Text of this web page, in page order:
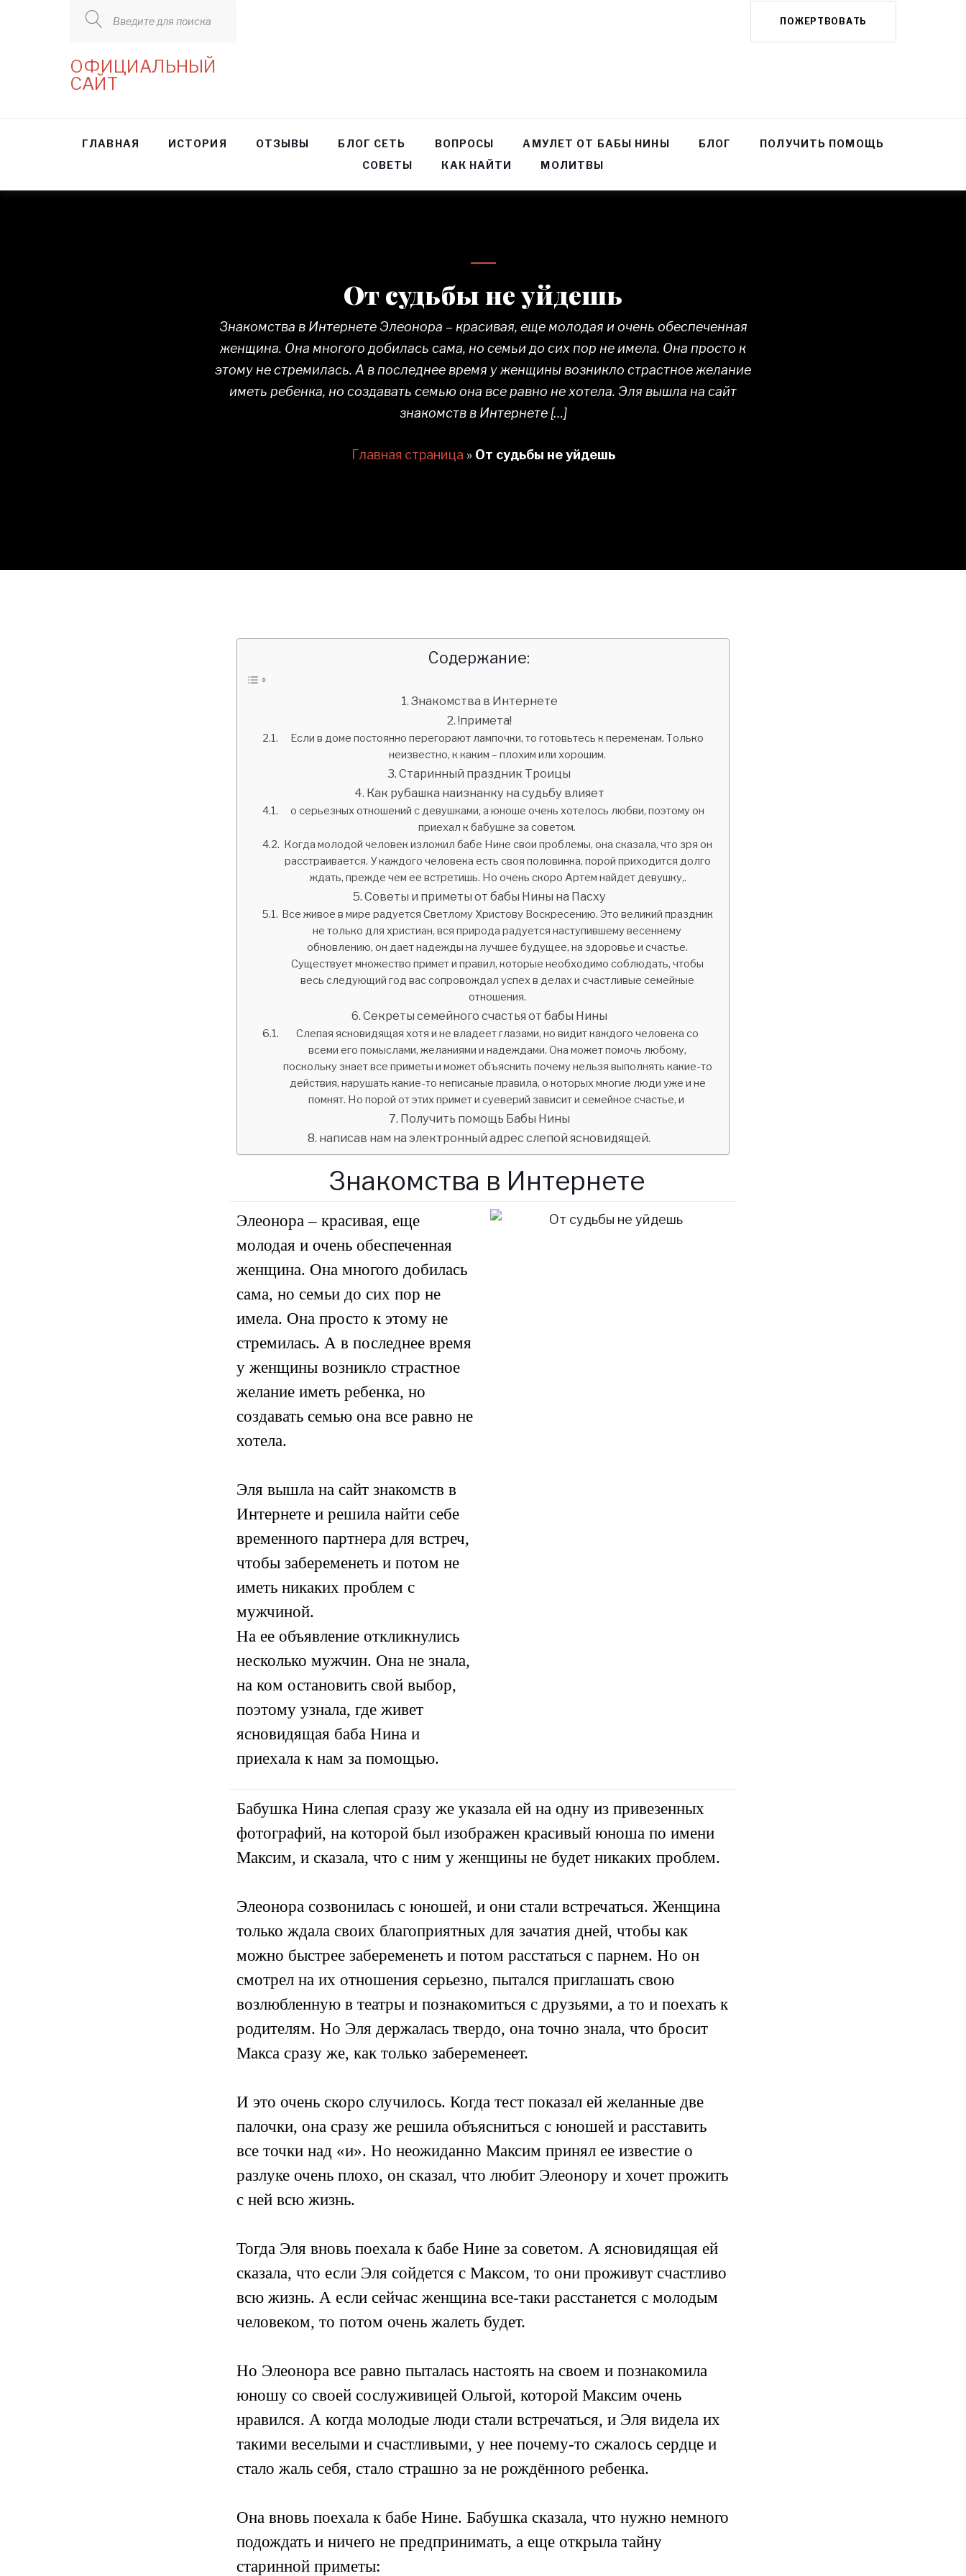
Введите для поиска ПОЖЕРТВОВАТЬ
ОФИЦИАЛЬНЫЙ
САЙТ
ГЛАВНАЯ ИСТОРИЯ ОТЗЫВЫ БЛОГ СЕТЬ ВОПРОСЫ АМУЛЕТ ОТ БАБЫ НИНЫ БЛОГ
ПОЛУЧИТЬ ПОМОЩЬ
СОВЕТЫ
КАК НАЙТИ МОЛИТВЫ
От судьбы не уйдешь
Знакомства в Интернете Элеонора – красивая, еще молодая и очень обеспеченная
женщина. Она многого добилась сама, но семьи до сих пор не имела. Она просто к
этому не стремилась. А в последнее время у женщины возникло страстное желание
иметь ребенка, но создавать семью она все равно не хотела. Эля вышла на сайт
знакомств в Интернете […]
Главная страница » От судьбы не уйдешь
Содержание:
Знакомства в Интернете
!примета!
Если в доме постоянно перегорают лампочки, то готовьтесь к переменам. Только
неизвестно, к каким – плохим или хорошим.
Старинный праздник Троицы
Как рубашка наизнанку на судьбу влияет
о серьезных отношений с девушками, а юноше очень хотелось любви, поэтому он
приехал к бабушке за советом.
Когда молодой человек изложил бабе Нине свои проблемы, она сказала, что зря он
расстраивается. У каждого человека есть своя половинка, порой приходится долго
ждать, прежде чем ее встретишь. Но очень скоро Артем найдет девушку,.
Советы и приметы от бабы Нины на Пасху
Все живое в мире радуется Светлому Христову Воскресению. Это великий праздник
не только для христиан, вся природа радуется наступившему весеннему
обновлению, он дает надежды на лучшее будущее, на здоровье и счастье.
Существует множество примет и правил, которые необходимо соблюдать, чтобы
весь следующий год вас сопровождал успех в делах и счастливые семейные
отношения.
Секреты семейного счастья от бабы Нины
Слепая ясновидящая хотя и не владеет глазами, но видит каждого человека со
всеми его помыслами, желаниями и надеждами. Она может помочь любому,
поскольку знает все приметы и может объяснить почему нельзя выполнять какие-то
действия, нарушать какие-то неписаные правила, о которых многие люди уже и не
помнят. Но порой от этих примет и суеверий зависит и семейное счастье, и
Получить помощь Бабы Нины
написав нам на электронный адрес слепой ясновидящей.
Знакомства в Интернете
Элеонора – красивая, еще
молодая и очень обеспеченная
женщина. Она многого добилась
сама, но семьи до сих пор не
имела. Она просто к этому не
стремилась. А в последнее время
у женщины возникло страстное
желание иметь ребенка, но
создавать семью она все равно не
хотела.
Эля вышла на сайт знакомств в
Интернете и решила найти себе
временного партнера для встреч,
чтобы забеременеть и потом не
иметь никаких проблем с
мужчиной.
На ее объявление откликнулись
несколько мужчин. Она не знала,
на ком остановить свой выбор,
поэтому узнала, где живет
ясновидящая баба Нина и
приехала к нам за помощью.
Бабушка Нина слепая сразу же указала ей на одну из привезенных
фотографий, на которой был изображен красивый юноша по имени
Максим, и сказала, что с ним у женщины не будет никаких проблем.
Элеонора созвонилась с юношей, и они стали встречаться. Женщина
только ждала своих благоприятных для зачатия дней, чтобы как
можно быстрее забеременеть и потом расстаться с парнем. Но он
смотрел на их отношения серьезно, пытался приглашать свою
возлюбленную в театры и познакомиться с друзьями, а то и поехать к
родителям. Но Эля держалась твердо, она точно знала, что бросит
Макса сразу же, как только забеременеет.
И это очень скоро случилось. Когда тест показал ей желанные две
палочки, она сразу же решила объясниться с юношей и расставить
все точки над «и». Но неожиданно Максим принял ее известие о
разлуке очень плохо, он сказал, что любит Элеонору и хочет прожить
с ней всю жизнь.
Тогда Эля вновь поехала к бабе Нине за советом. А ясновидящая ей
сказала, что если Эля сойдется с Максом, то они проживут счастливо
всю жизнь. А если сейчас женщина все-таки расстанется с молодым
человеком, то потом очень жалеть будет.
Но Элеонора все равно пыталась настоять на своем и познакомила
юношу со своей сослуживицей Ольгой, которой Максим очень
нравился. А когда молодые люди стали встречаться, и Эля видела их
такими веселыми и счастливыми, у нее почему-то сжалось сердце и
стало жаль себя, стало страшно за не рождённого ребенка.
Она вновь поехала к бабе Нине. Бабушка сказала, что нужно немного
подождать и ничего не предпринимать, а еще открыла тайну
старинной приметы: